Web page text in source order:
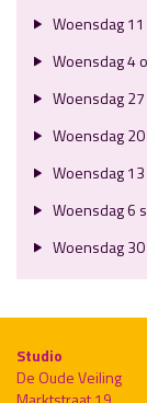
Woensdag
Woensdag 4
Woensdag
Woensdag
Woensdag
Woensdag 6
Woensdag
Studio
De Oude Veiling